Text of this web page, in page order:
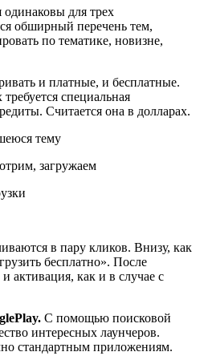
для трех
обширный перечень тем,
по тематике, новизне,
и платные, и бесплатные.
специальная
Считается она в долларах.
тему
загружаем
в пару кликов. Внизу, как
бесплатно». После
активация, как и в случае с
Play. С помощью поисковой
интересных лаунчеров.
стандартным приложениям.